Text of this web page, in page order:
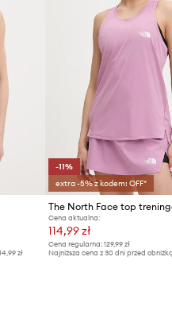
zł
-11%
extra -5% z kodem: OFF*
Cena aktualna:
114,99 zł
Cena regularna:129,99 zł
Najniższa cena z 30 dni przed